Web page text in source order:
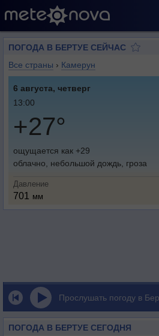
ПОГОДА В БЕРТУЕ СЕЙЧАС
Все страны › Камерун
6 августа, четверг
13:00
+27°
ощущается как +29
облачно, небольшой дождь, гроза
Давление
701 мм
Прослушать погоду в
ПОГОДА В БЕРТУЕ СЕГОДНЯ